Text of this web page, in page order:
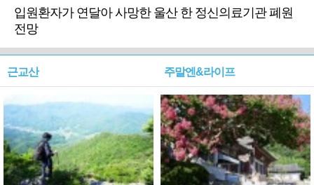
입원환자가 연달아 사망한 울산 한 정신의료기관 폐원
전망
근교산 주말엔&라이프